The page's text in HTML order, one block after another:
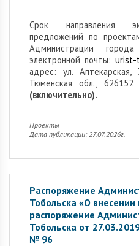
Cрок направления
предложений по
Администрации
электронной почты: urist-
адрес: ул.
Тюменская обл., 626152
(включительно).
Проекты
Дата публикации: 27.07.2026г.
Распоряжение
Тобольска «О внесении
распоряжение
Тобольска от
№ 96